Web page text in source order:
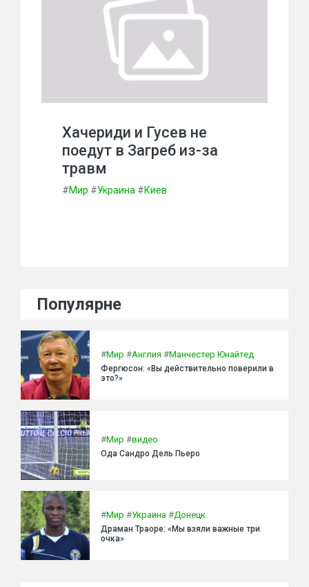
Хачериди и Гусев не
поедут в Загреб из-за
травм
#Мир #Украина #Киев
Популярне
#Мир #Англия #Манчестер Юнайтед
Фергюсон: «Вы действительно поверили в
это?»
#Мир #видео
Ода Сандро Дель Пьеро
#Мир #Украина #Донецк
Драман Траоре: «Мы взяли важные три
очка»